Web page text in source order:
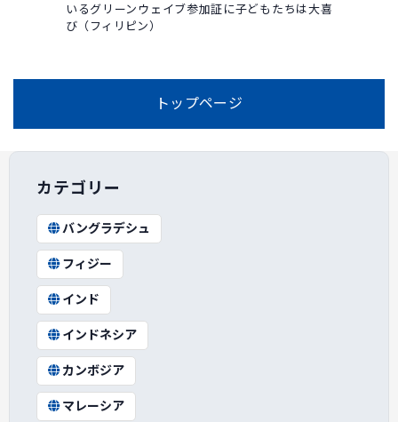
いるグリーンウェイブ参加証に子どもたちは大喜
び（フィリピン）
トップページ
カテゴリー
バングラデシュ
フィジー
インド
インドネシア
カンボジア
マレーシア